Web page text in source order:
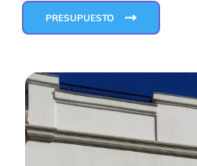
PRESUPUESTO